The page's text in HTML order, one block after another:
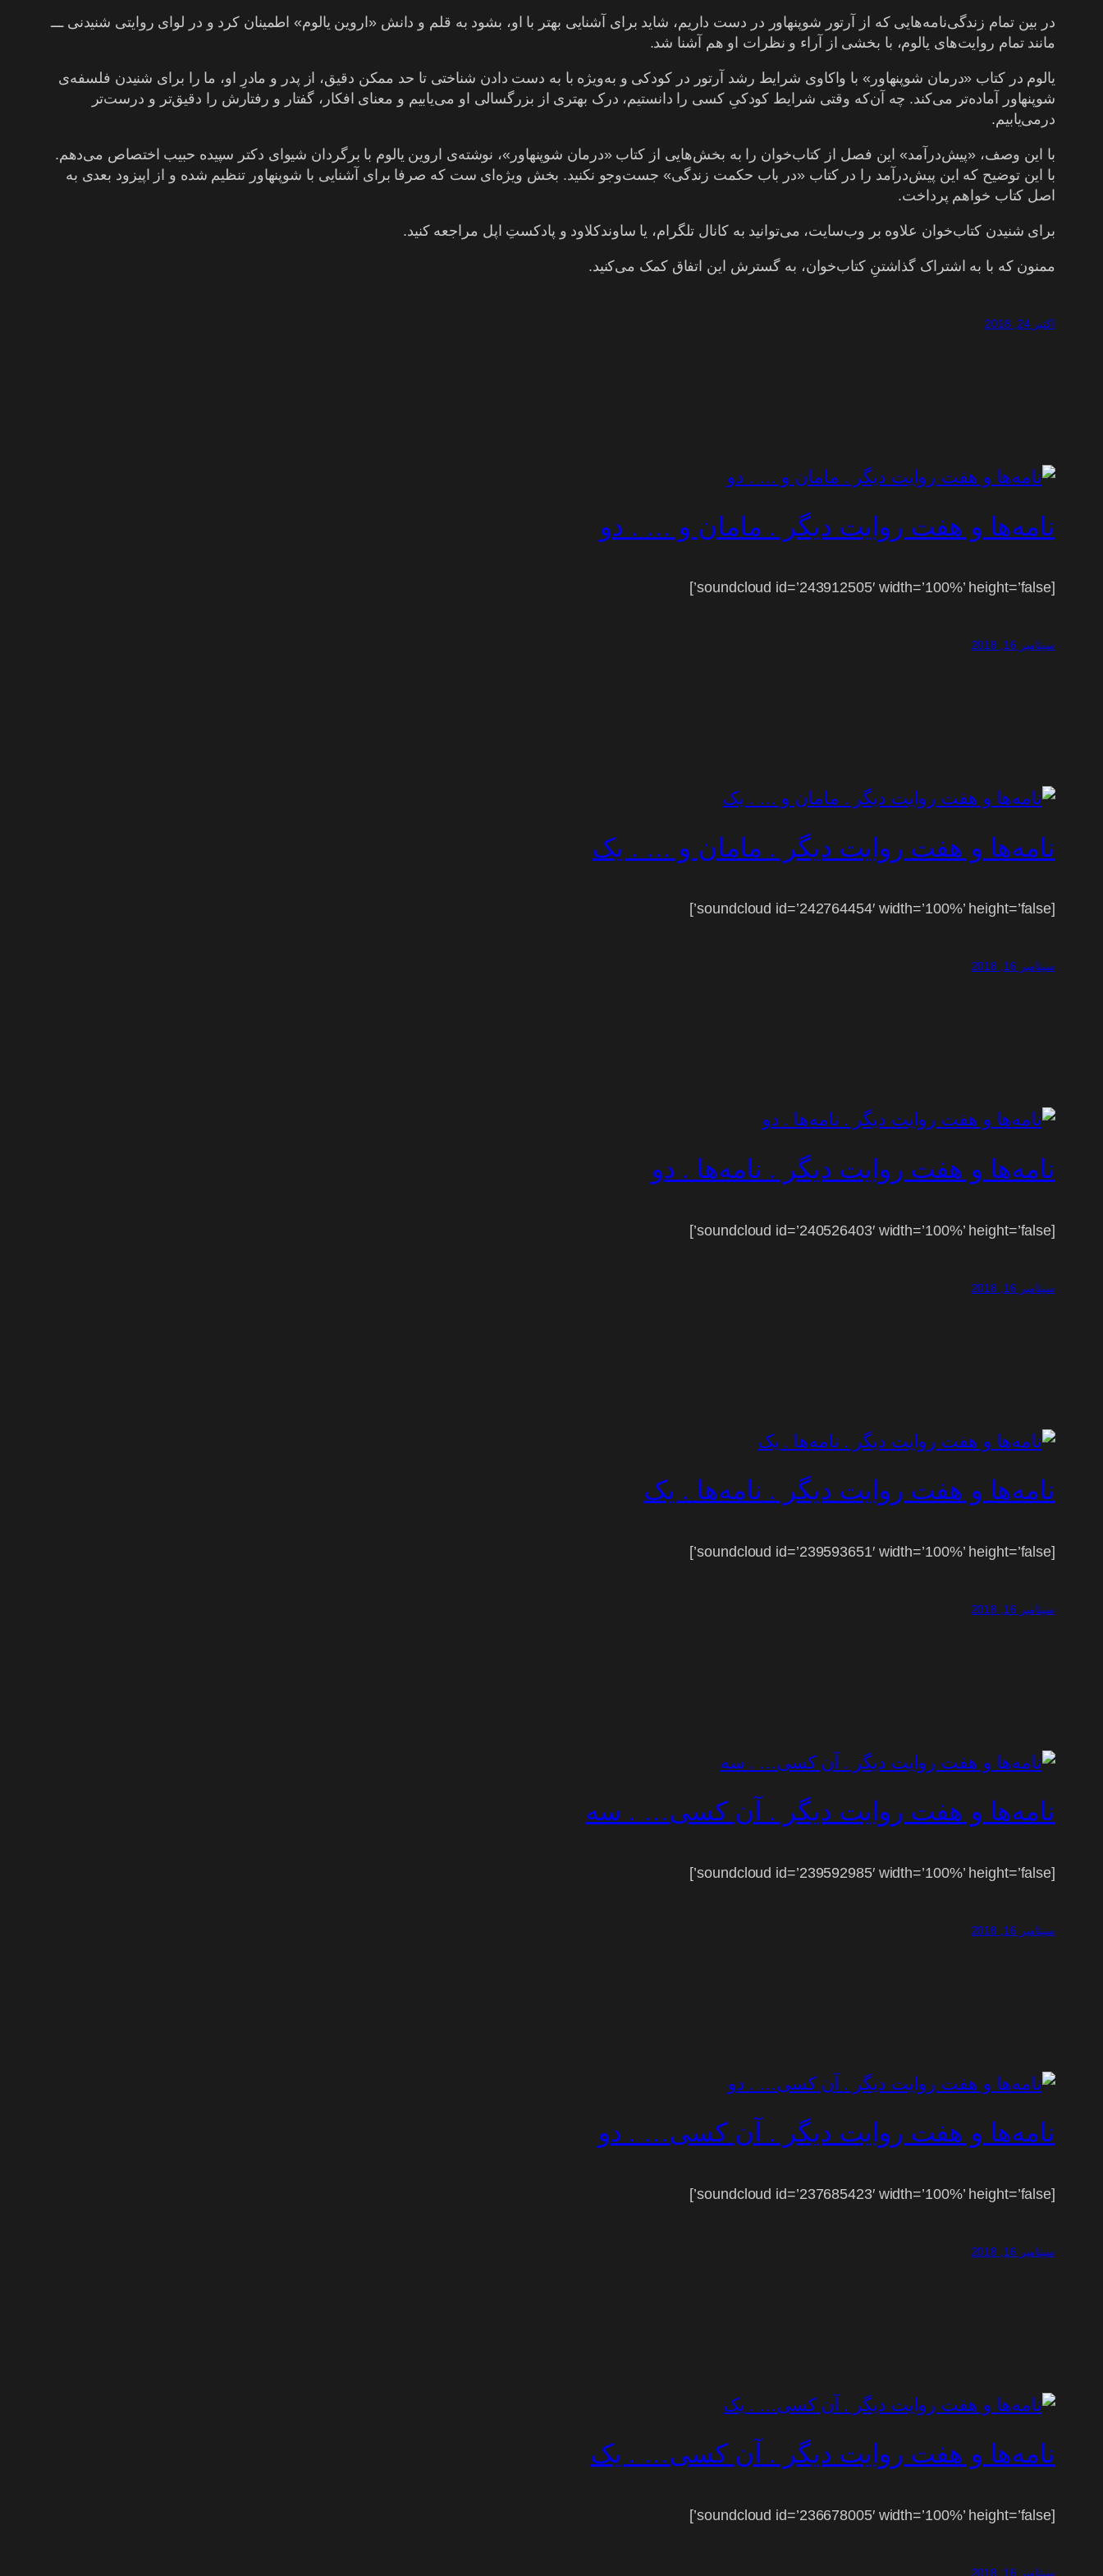
در بین تمام زندگی‌نامه‌هایی که از آرتور شوپنهاور در دست داریم، شاید برای آشنایی بهتر با او، بشود به قلم و دانش «اروین یالوم» اطمینان کرد و در لوای روایتی شنیدنی ـــ
مانند تمام روایت‌های یالوم، با بخشی از آراء و نظرات او هم آشنا شد.
یالوم در کتاب «درمان شوپنهاور» با واکاوی شرایط رشد آرتور در کودکی و به‌ویژه با به دست دادن شناختی تا حد ممکن دقیق، از پدر و مادرِ او، ما را برای شنیدن فلسفه‌ی
شوپنهاور آماده‌تر می‌کند. چه آن‌که وقتی شرایط کودکیِ کسی را دانستیم، درک بهتری از بزرگسالی او می‌یابیم و معنای افکار، گفتار و رفتارش را دقیق‌تر و درست‌تر
درمی‌یابیم.
با این وصف،‌ «پیش‌درآمد» این فصل از کتاب‌خوان را به بخش‌هایی از کتاب «درمان شوپنهاور»، نوشته‌ی اروین یالوم با برگردان شیوای دکتر سپیده حبیب اختصاص می‌دهم.
با این توضیح که این پیش‌درآمد را در کتاب «در باب حکمت زندگی» جست‌وجو نکنید. بخش ویژه‌ا‌ی ست که صرفا برای آشنایی با شوپنهاور تنظیم شده و از اپیزود بعدی به
اصل کتاب خواهم پرداخت.
برای شنیدن کتاب‌خوان علاوه بر وب‌سایت، می‌توانید به کانال تلگرام، یا ساوندکلاود و پادکستِ اپل مراجعه کنید.
ممنون که با به اشتراک گذاشتنِ کتاب‌خوان، به گسترش این اتفاق کمک می‌کنید.
اکتبر 24, 2018
نامه‌ها و هفت روایت دیگر . مامان و … . دو
[soundcloud id=’243912505′ width=’100%’ height=’false’]
سپتامبر 16, 2018
نامه‌ها و هفت روایت دیگر . مامان و … . یک
[soundcloud id=’242764454′ width=’100%’ height=’false’]
سپتامبر 16, 2018
نامه‌ها و هفت روایت دیگر . نامه‌ها . دو
[soundcloud id=’240526403′ width=’100%’ height=’false’]
سپتامبر 16, 2018
نامه‌ها و هفت روایت دیگر . نامه‌ها . یک
[soundcloud id=’239593651′ width=’100%’ height=’false’]
سپتامبر 16, 2018
نامه‌ها و هفت روایت دیگر . آن کسی… . سه
[soundcloud id=’239592985′ width=’100%’ height=’false’]
سپتامبر 16, 2018
نامه‌ها و هفت روایت دیگر . آن کسی… . دو
[soundcloud id=’237685423′ width=’100%’ height=’false’]
سپتامبر 16, 2018
نامه‌ها و هفت روایت دیگر . آن کسی… . یک
[soundcloud id=’236678005′ width=’100%’ height=’false’]
سپتامبر 16, 2018